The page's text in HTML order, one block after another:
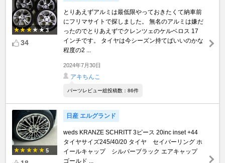
3
34
とりあえずアルミは最低限やっておきたくて納車前
にフリマサイトで探しました。 無名のアルミは嫌だ
ったのでとりあえずでクレンツェのケルベロス 17
インチです。 タイヤは今シーズン持てばいいのかな
程度の2 ...
2024年7月30日
アキちんこ
パーツレビュー総投稿数：86件
5
日産 エルグランド
weds KRANZE SCHRITT 3ピース 20inc inset +44
タイヤサイズ245/40/20 タイヤ セイバーリング ホ
イールキャップ シルバーブラック エアキャップ
ゴールド ...